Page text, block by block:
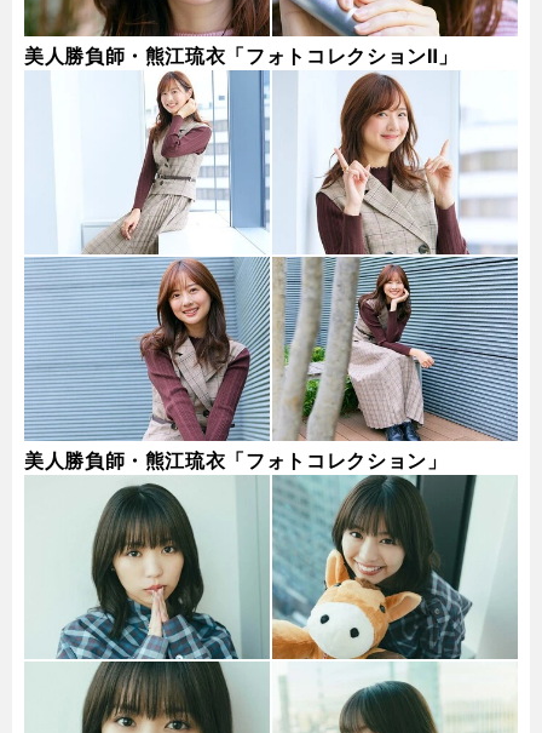
美人勝負師・熊江琉衣「フォトコレクションⅡ」
美人勝負師・熊江琉衣「フォトコレクション」